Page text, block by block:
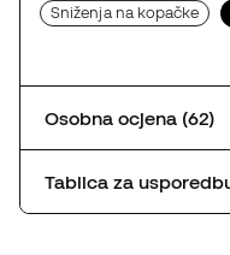
Sniženja na kopačke
Osobna ocjena (62)
Tablica za